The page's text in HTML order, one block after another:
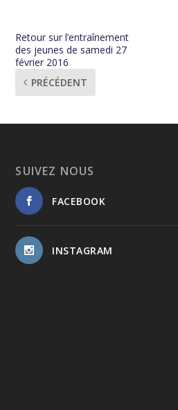
Retour sur l’entraînement
des jeunes de samedi 27
février 2016
PRÉCÉDENT
SUIVEZ NOUS
FACEBOOK
INSTAGRAM